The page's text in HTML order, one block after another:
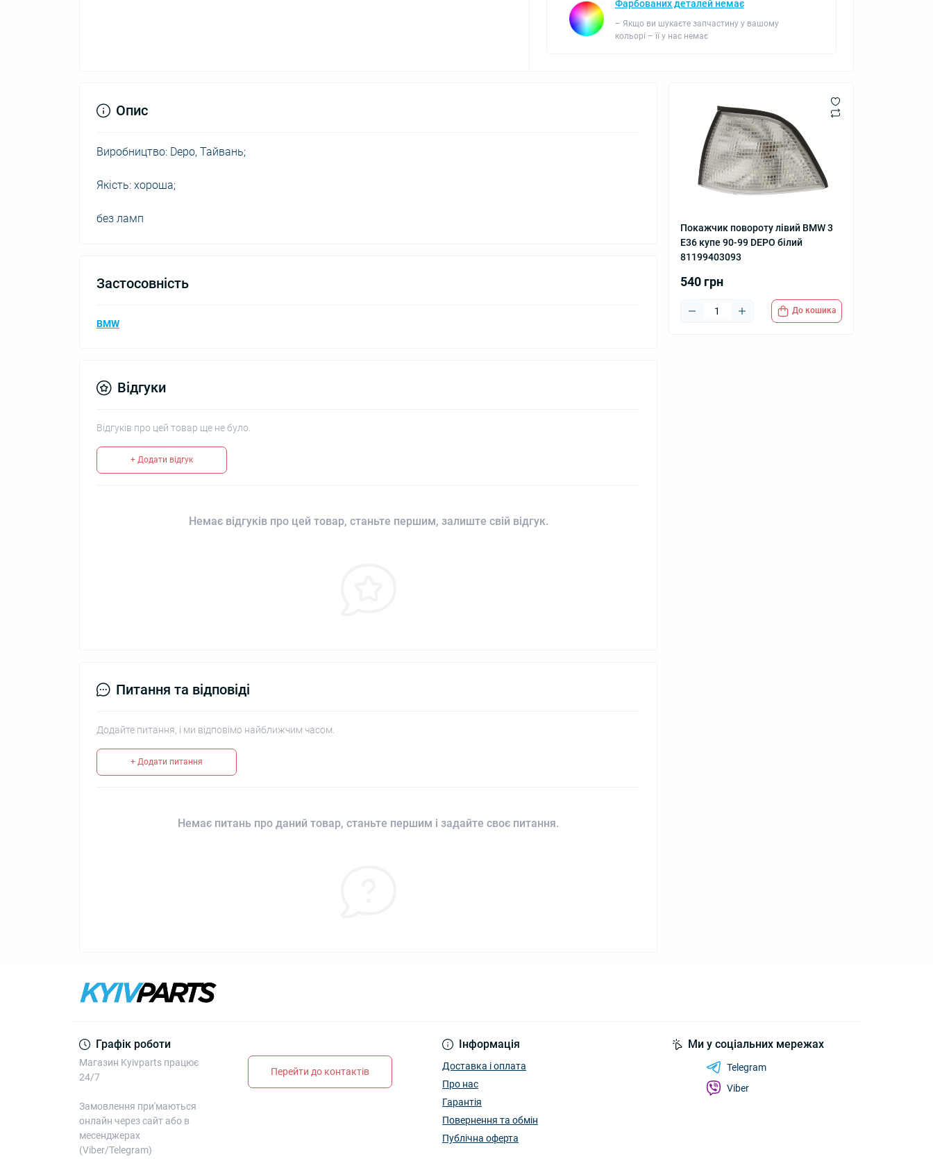
Фарбованих деталей немає
– Якщо ви шукаєте запчастину у вашому
кольорі – її у нас немає
Покажчик повороту лівий BMW 3
E36 купе 90-99 DEPO білий
81199403093
540 грн
До кошика
Опис
Виробництво: Depo, Тайвань;
Якість: хороша;
без ламп
Застосовність
BMW
Відгуки
Відгуків про цей товар ще не було.
+ Додати відгук
Немає відгуків про цей товар, станьте першим, залиште свій відгук.
Питання та відповіді
Додайте питання, і ми відповімо найближчим часом.
+ Додати питання
Немає питань про даний товар, станьте першим і задайте своє питання.
Графік роботи
Магазин Kyivparts працює
24/7
Замовлення при'маються
онлайн через сайт або в
месенджерах
(Viber/Telegram)
Перейти до контактів
Інформація
Доставка і оплата
Про нас
Гарантія
Повернення та обмін
Публічна оферта
Ми у соціальних мережах
Telegram
Viber